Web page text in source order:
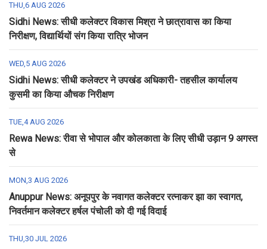
THU,6 AUG 2026
Sidhi News: सीधी कलेक्टर विकास मिश्रा ने छात्रावास का किया
निरीक्षण, विद्यार्थियों संग किया रात्रि भोजन
WED,5 AUG 2026
Sidhi News: सीधी कलेक्टर ने उपखंड अधिकारी- तहसील कार्यालय
कुसमी का किया औचक निरीक्षण
TUE,4 AUG 2026
Rewa News: रीवा से भोपाल और कोलकाता के लिए सीधी उड़ान 9 अगस्त
से
MON,3 AUG 2026
Anuppur News: अनूपपुर के नवागत कलेक्टर रत्नाकर झा का स्वागत,
निवर्तमान कलेक्टर हर्षल पंचोली को दी गई विदाई
THU,30 JUL 2026